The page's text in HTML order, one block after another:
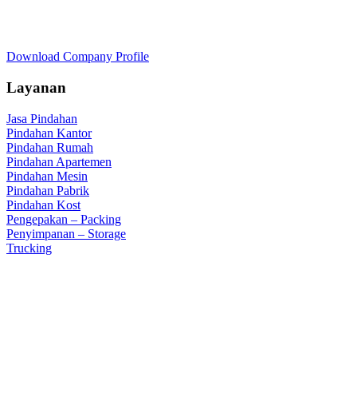
Download Company Profile
Layanan
Jasa Pindahan
Pindahan Kantor
Pindahan Rumah
Pindahan Apartemen
Pindahan Mesin
Pindahan Pabrik
Pindahan Kost
Pengepakan – Packing
Penyimpanan – Storage
Trucking